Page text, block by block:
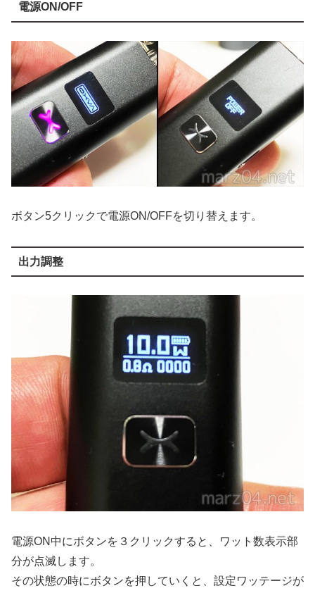
電源ON/OFF
ボタン5クリックで電源ON/OFFを切り替えます。
出力調整
電源ON中にボタンを３クリックすると、ワット数表示部
分が点滅します。
その状態の時にボタンを押していくと、設定ワッテージが